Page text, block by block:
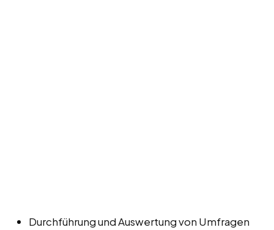
Durchführung und Auswertung von Umfragen